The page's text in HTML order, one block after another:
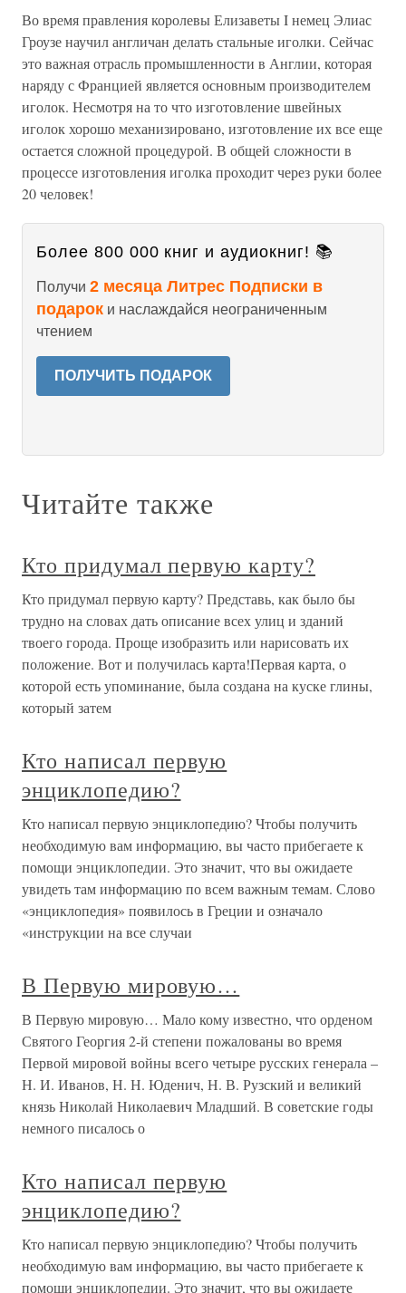
Во время правления королевы Елизаветы I немец Элиас
Гроузе научил англичан делать стальные иголки. Сейчас
это важная отрасль промышленности в Англии, которая
наряду с Францией является основным производителем
иголок. Несмотря на то что изготовление швейных
иголок хорошо механизировано, изготовление их все еще
остается сложной процедурой. В общей сложности в
процессе изготовления иголка проходит через руки более
20 человек!
Более 800 000 книг и аудиокниг! 📚
Получи 2 месяца Литрес Подписки в
подарок и наслаждайся неограниченным
чтением
ПОЛУЧИТЬ ПОДАРОК
Читайте также
Кто придумал первую карту?
Кто придумал первую карту? Представь, как было бы
трудно на словах дать описание всех улиц и зданий
твоего города. Проще изобразить или нарисовать их
положение. Вот и получилась карта!Первая карта, о
которой есть упоминание, была создана на куске глины,
который затем
Кто написал первую
энциклопедию?
Кто написал первую энциклопедию? Чтобы получить
необходимую вам информацию, вы часто прибегаете к
помощи энциклопедии. Это значит, что вы ожидаете
увидеть там информацию по всем важным темам. Слово
«энциклопедия» появилось в Греции и означало
«инструкции на все случаи
В Первую мировую…
В Первую мировую… Мало кому известно, что орденом
Святого Георгия 2-й степени пожалованы во время
Первой мировой войны всего четыре русских генерала –
Н. И. Иванов, Н. Н. Юденич, Н. В. Рузский и великий
князь Николай Николаевич Младший. В советские годы
немного писалось о
Кто написал первую
энциклопедию?
Кто написал первую энциклопедию? Чтобы получить
необходимую вам информацию, вы часто прибегаете к
помощи энциклопедии. Это значит, что вы ожидаете